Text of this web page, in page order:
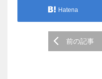
Hatena
navigation
前の記事